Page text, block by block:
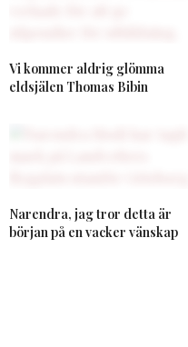
Vi kommer aldrig glömma
eldsjälen Thomas Bibin
Narendra, jag tror detta är
början på en vacker vänskap